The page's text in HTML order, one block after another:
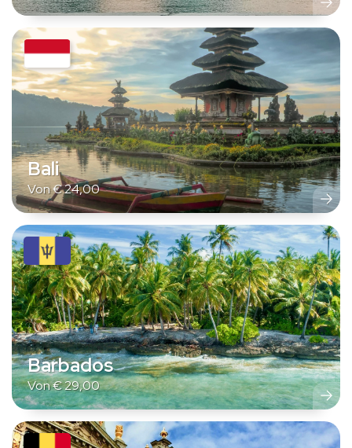
Bali
Von€24,00
Barbados
Von€29,00